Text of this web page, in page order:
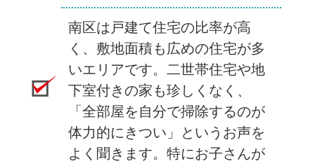
南区は戸建て住宅の比率が高
く、敷地面積も広めの住宅が多
いエリアです。二世帯住宅や地
下室付きの家も珍しくなく、
「全部屋を自分で掃除するのが
体力的にきつい」というお声を
よく聞きます。特にお子さんが